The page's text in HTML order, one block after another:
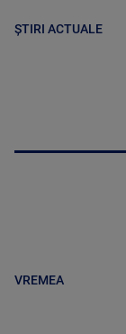
ȘTIRI ACTUALE
VREMEA